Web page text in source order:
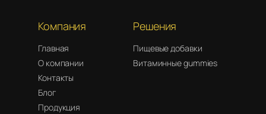
Компания
Главная
О компании
Контакты
Блог
Продукция
Решения
Пищевые добавки
Витаминные gummies